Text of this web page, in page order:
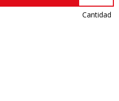
Cantidad